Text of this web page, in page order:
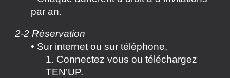
par an.
2-2 Réservation
• Sur internet ou sur téléphone,
1. Connectez vous ou téléchargez
TEN’UP.